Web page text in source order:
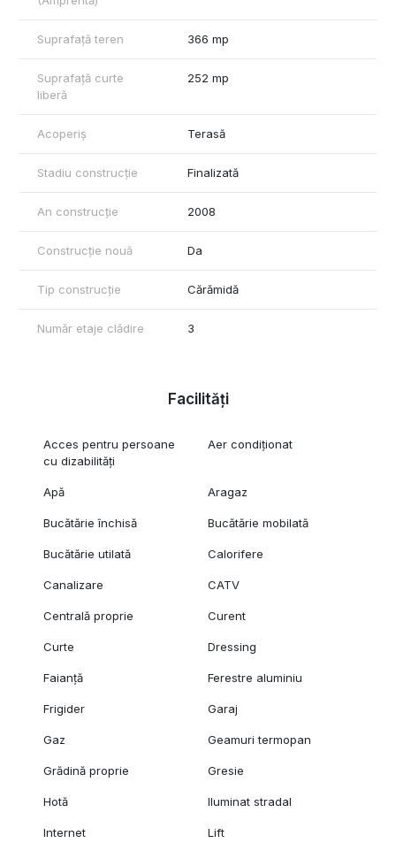
Suprafata totala: 430,44 mp
Suprafata utila: 340 mp
Suprafata terase: 90,44 mp
Curte exterioara: 366 mp
Despre superbul Complex Green Lake:
In cadrul complexului exista Scoala King's Oak, pentru copii de
gimnaziu.
Proximitate complexului:
Dedeman, IKEA,
Locuri de recreere:
Parcul Herăstrău, Pădurea Băneasa, Zoo Băneasa, Stejarii
Country Club, etc
Suprafață teren 366 mp
Suprafață curte
liberă
252 mp
Acoperiș Terasă
Stadiu construcție Finalizată
An construcție 2008
Construcție nouă Da
Tip construcție Cărămidă
Număr etaje clădire 3
Facilități
Acces pentru persoane
cu dizabilități
Aer condiționat
Apă Aragaz
Bucătărie închisă Bucătărie mobilată
Bucătărie utilată Calorifere
Canalizare CATV
Centrală proprie Curent
Curte Dressing
Faianță Ferestre aluminiu
Frigider Garaj
Gaz Geamuri termopan
Grădină proprie Gresie
Hotă Iluminat stradal
Internet Lift